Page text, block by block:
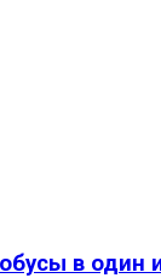
в один